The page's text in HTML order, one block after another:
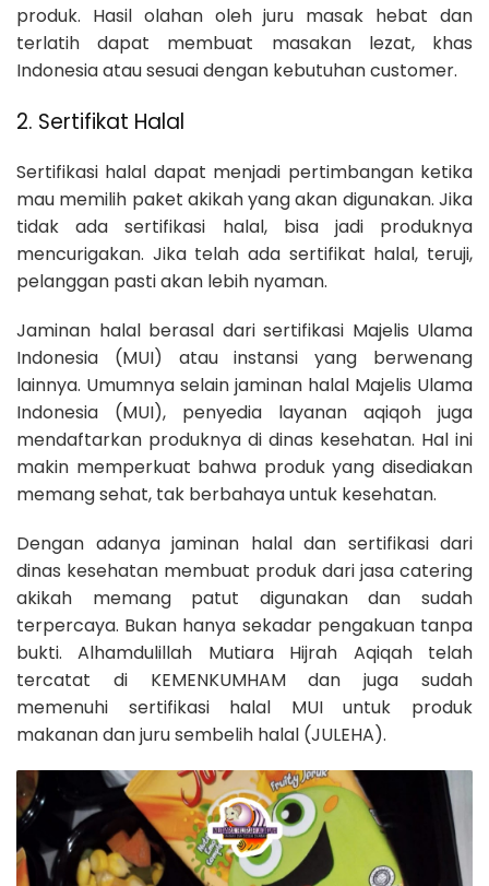
produk. Hasil olahan oleh juru masak hebat dan
terlatih dapat membuat masakan lezat, khas
Indonesia atau sesuai dengan kebutuhan customer.
2. Sertifikat Halal
Sertifikasi halal dapat menjadi pertimbangan ketika
mau memilih paket akikah yang akan digunakan. Jika
tidak ada sertifikasi halal, bisa jadi produknya
mencurigakan. Jika telah ada sertifikat halal, teruji,
pelanggan pasti akan lebih nyaman.
Jaminan halal berasal dari sertifikasi Majelis Ulama
Indonesia (MUI) atau instansi yang berwenang
lainnya. Umumnya selain jaminan halal Majelis Ulama
Indonesia (MUI), penyedia layanan aqiqoh juga
mendaftarkan produknya di dinas kesehatan. Hal ini
makin memperkuat bahwa produk yang disediakan
memang sehat, tak berbahaya untuk kesehatan.
Dengan adanya jaminan halal dan sertifikasi dari
dinas kesehatan membuat produk dari jasa catering
akikah memang patut digunakan dan sudah
terpercaya. Bukan hanya sekadar pengakuan tanpa
bukti. Alhamdulillah Mutiara Hijrah Aqiqah telah
tercatat di KEMENKUMHAM dan juga sudah
memenuhi sertifikasi halal MUI untuk produk
makanan dan juru sembelih halal (JULEHA).